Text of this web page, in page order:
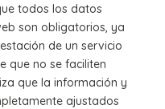
todos los datos
son obligatorios, ya
de un servicio
que no se faciliten
que la información y
ajustados